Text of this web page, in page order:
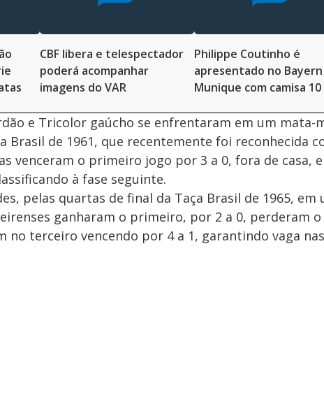
CBF libera e telespectador
poderá acompanhar
imagens do VAR
Philippe Coutinho é
apresentado no
Munique com camisa 10
e Tricolor gaúcho se enfrentaram em um mata-
Brasil de 1961, que recentemente foi reconhecida
venceram o primeiro jogo por 3 a 0, fora de casa,
à fase seguinte.
pelas quartas de final da Taça Brasil de 1965,
ganharam o primeiro, por 2 a 0, perderam
no terceiro vencendo por 4 a 1, garantindo vaga